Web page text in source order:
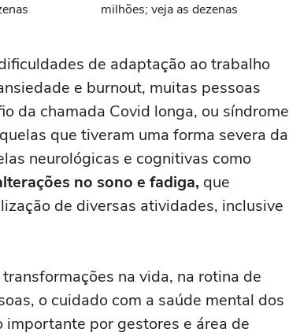
milhões; veja as dezenas
de adaptação ao trabalho
e burnout, muitas pessoas
da chamada Covid longa, ou síndrome
que tiveram uma forma severa da
neurológicas e cognitivas como
no sono e fadiga, que
de diversas atividades, inclusive
na vida, na rotina de
o cuidado com a saúde mental dos
por gestores e área de